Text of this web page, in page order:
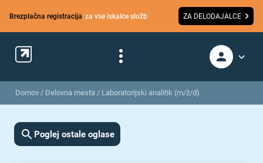
Brezplačna registracija za vse iskalce služb ZA DELODAJALCE
Domov / Delovna mesta / Laboratorijski analitik (m/ž/d)
Poglej ostale oglase